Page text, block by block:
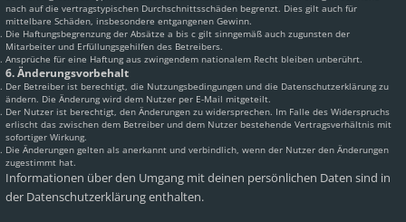
nach auf die vertragstypischen Durchschnittsschäden begrenzt. Dies gilt auch für
mittelbare Schäden, insbesondere entgangenen Gewinn.
Die Haftungsbegrenzung der Absätze a bis c gilt sinngemäß auch zugunsten der
Mitarbeiter und Erfüllungsgehilfen des Betreibers.
Ansprüche für eine Haftung aus zwingendem nationalem Recht bleiben unberührt.
6. Änderungsvorbehalt
Der Betreiber ist berechtigt, die Nutzungsbedingungen und die Datenschutzerklärung zu
ändern. Die Änderung wird dem Nutzer per E-Mail mitgeteilt.
Der Nutzer ist berechtigt, den Änderungen zu widersprechen. Im Falle des Widerspruchs
erlischt das zwischen dem Betreiber und dem Nutzer bestehende Vertragsverhältnis mit
sofortiger Wirkung.
Die Änderungen gelten als anerkannt und verbindlich, wenn der Nutzer den Änderungen
zugestimmt hat.
Informationen über den Umgang mit deinen persönlichen Daten sind in
der Datenschutzerklärung enthalten.